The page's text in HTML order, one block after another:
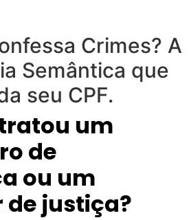
Crimes? A
Semântica que
seu CPF.
um
de
ou um
justiça?